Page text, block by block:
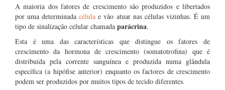
A maioria dos fatores de crescimento são produzidos e libertados
por uma determinadacélulae vão atuar nas células vizinhas. É um
tipo de sinalização celular chamada parácrina.
Esta é uma das características que distingue os fatores de
crescimento da hormona de crescimento (somatotrofina) que é
distribuída pela corrente sanguínea e produzida numa glândula
específica (a hipófise anterior) enquanto os factores de crescimento
podem ser produzidos por muitos tipos de tecido diferentes.